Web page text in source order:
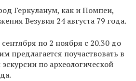
Геркуланум, как и Помпеи,
Везувия 24 августа 79 года.
по 2 ноября с 20.30 до
предлагается поучаствовать в
по археологической